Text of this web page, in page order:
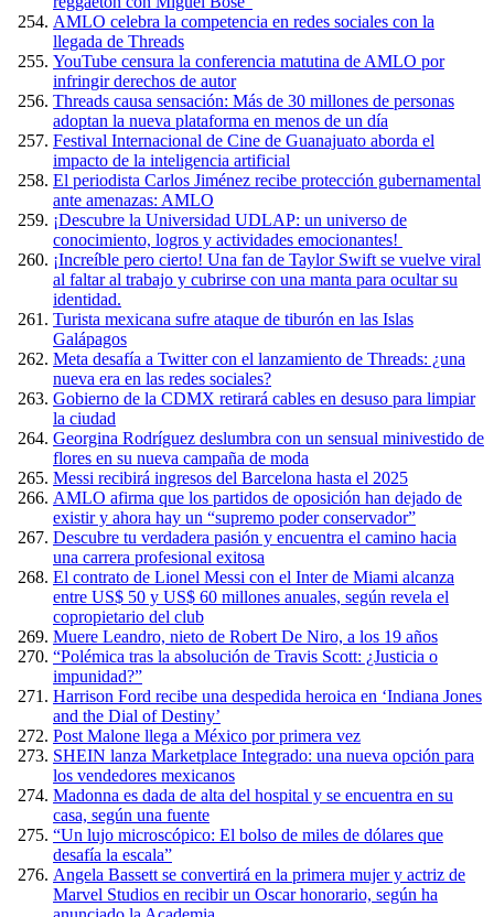
AMLO celebra la competencia en redes sociales con la
llegada de Threads
YouTube censura la conferencia matutina de AMLO por
infringir derechos de autor
Threads causa sensación: Más de 30 millones de personas
adoptan la nueva plataforma en menos de un día
Festival Internacional de Cine de Guanajuato aborda el
impacto de la inteligencia artificial
El periodista Carlos Jiménez recibe protección gubernamental
ante amenazas: AMLO
¡Descubre la Universidad UDLAP: un universo de
conocimiento, logros y actividades emocionantes!
¡Increíble pero cierto! Una fan de Taylor Swift se vuelve viral
al faltar al trabajo y cubrirse con una manta para ocultar su
identidad.
Turista mexicana sufre ataque de tiburón en las Islas
Galápagos
Meta desafía a Twitter con el lanzamiento de Threads: ¿una
nueva era en las redes sociales?
Gobierno de la CDMX retirará cables en desuso para limpiar
la ciudad
Georgina Rodríguez deslumbra con un sensual minivestido de
flores en su nueva campaña de moda
Messi recibirá ingresos del Barcelona hasta el 2025
AMLO afirma que los partidos de oposición han dejado de
existir y ahora hay un “supremo poder conservador”
Descubre tu verdadera pasión y encuentra el camino hacia
una carrera profesional exitosa
El contrato de Lionel Messi con el Inter de Miami alcanza
entre US$ 50 y US$ 60 millones anuales, según revela el
copropietario del club
Muere Leandro, nieto de Robert De Niro, a los 19 años
“Polémica tras la absolución de Travis Scott: ¿Justicia o
impunidad?”
Harrison Ford recibe una despedida heroica en ‘Indiana Jones
and the Dial of Destiny’
Post Malone llega a México por primera vez
SHEIN lanza Marketplace Integrado: una nueva opción para
los vendedores mexicanos
Madonna es dada de alta del hospital y se encuentra en su
casa, según una fuente
“Un lujo microscópico: El bolso de miles de dólares que
desafía la escala”
Angela Bassett se convertirá en la primera mujer y actriz de
Marvel Studios en recibir un Oscar honorario, según ha